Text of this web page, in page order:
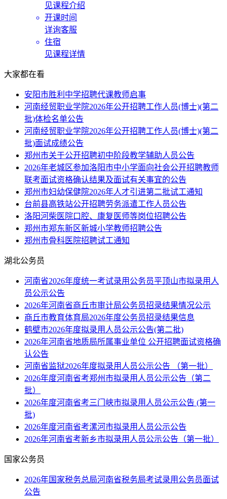
见课程介绍
开课时间
详询客服
住宿
见课程详情
大家都在看
安阳市胜利中学招聘代课教师启事
河南经贸职业学院2026年公开招聘工作人员(博士)(第二
批)体检名单公告
河南经贸职业学院2026年公开招聘工作人员(博士)(第二
批)面试成绩公告
郑州市关于公开招聘初中阶段教学辅助人员公告
2026年老城区参加洛阳市中小学面向社会公开招聘教师
联考面试资格确认结果及面试有关事宜的公告
郑州市妇幼保健院2026年人才引进第二批试工通知
台前县高铁站公开招聘劳务派遣工作人员公告
洛阳河柴医院口腔、康复医师等岗位招聘公告
郑州市郑东新区新城小学教师招聘公告
郑州市骨科医院招聘试工通知
湖北公务员
河南省2026年度统一考试录用公务员平顶山市拟录用人
员公示公告
2026年河南省商丘市审计局公务员招录结果情况公示
商丘市教育体育局2026年度公务员招录结果信息
鹤壁市2026年度拟录用人员公示公告(第二批)
2026年河南省地质局所属事业单位 公开招聘面试资格确
认公告
河南省监狱2026年度拟录用人员公示公告 （第一批）
2026年度河南省考郑州市拟录用人员公示公告（第二
批）
2026年度河南省考三门峡市拟录用人员公示公告 (第一
批)
2026年度河南省考漯河市拟录用人员公示公告
2026年河南省考新乡市拟录用人员公示公告（第一批）
国家公务员
2026年国家税务总局河南省税务局考试录用公务员面试
公告